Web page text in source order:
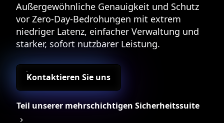
Außergewöhnliche Genauigkeit und Schutz
vor Zero-Day-Bedrohungen mit extrem
niedriger Latenz, einfacher Verwaltung und
starker, sofort nutzbarer Leistung.
Kontaktieren Sie uns
Teil unserer mehrschichtigen Sicherheitssuite